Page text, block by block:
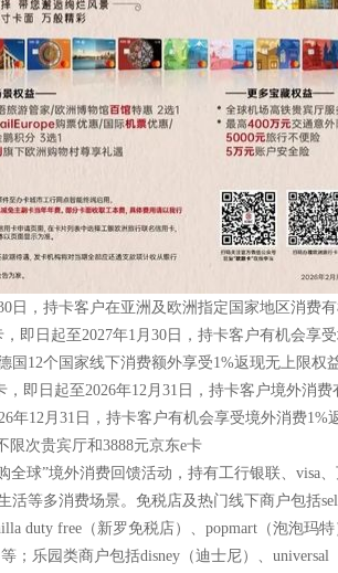
日，持卡客户在亚洲及欧洲指定国家地区消费
即日起至2027年1月30日，持卡客户有机会
12个国家线下消费额外享受1%返现无上限权益
即日起至2026年12月31日，持卡客户境外消费
年12月31日，持卡客户有机会享受境外消费
限次贵宾厅和3888元京东e卡
全球”境外消费回馈活动，持有工行银联、
等多消费场景。免税店及热门线下商户包括
duty free（新罗免税店）、popmart（泡泡
；乐园类商户包括disney（迪士尼）、universal